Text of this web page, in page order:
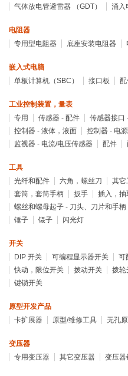
气体放电管避雷器 （GDT） 涌入
电阻器
专用型电阻器
底座安装电阻器
嵌入式电脑
单板计算机（SBC）
接口板
工业控制装置，量表
专用
传感器 - 配件 传感器接口
控制器 - 液体，液面
控制器 - 电源
监视器 - 电流/电压传感器
配件
工具
光纤和配件
六角，螺丝刀 其它
套筒，套筒手柄
扳手 插入，抽
螺丝和螺母起子 - 刀头、刀片和手柄
锤子
镊子 闪光灯
开关
DIP 开关
可编程显示器开关 可
快动，限位开关
拨动开关 拨轮
键锁开关
原型开发产品
卡扩展器
原型/维修工具 无孔
变压器
专用变压器
其它变压器 变压器